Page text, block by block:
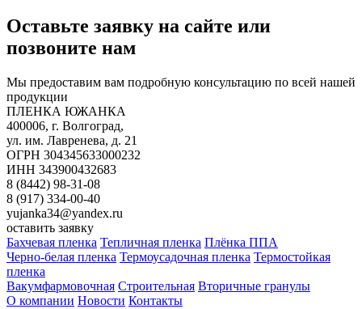
Оставьте заявку на сайте или
позвоните нам
Мы предоставим вам подробную консультацию по всей нашей
продукции
ПЛЕНКА ЮЖАНКА
400006, г. Волгоград,
ул. им. Лавренева, д. 21
ОГРН 304345633000232
ИНН 343900432683
8 (8442) 98-31-08
8 (917) 334-00-40
yujanka34@yandex.ru
оставить заявку
Бахчевая пленка Тепличная пленка Плёнка ППА
Черно-белая пленка Термоусадочная пленка Термостойкая
пленка
Вакумфармовочная Строительная Вторичные гранулы
О компании Новости Контакты